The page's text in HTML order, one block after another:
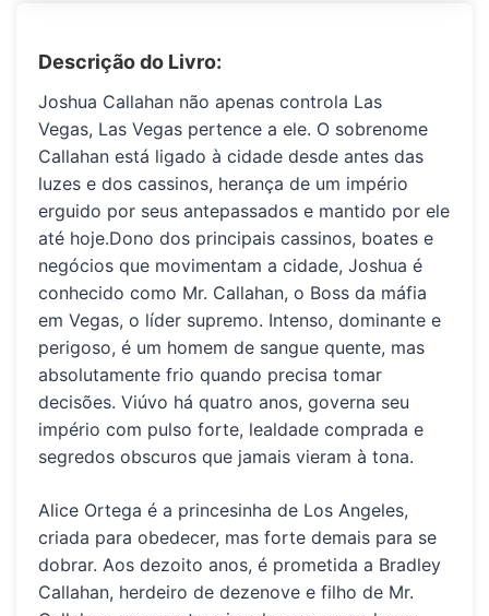
Descrição do Livro:
Joshua Callahan não apenas controla Las
Vegas, Las Vegas pertence a ele. O sobrenome
Callahan está ligado à cidade desde antes das
luzes e dos cassinos, herança de um império
erguido por seus antepassados e mantido por ele
até hoje.Dono dos principais cassinos, boates e
negócios que movimentam a cidade, Joshua é
conhecido como Mr. Callahan, o Boss da máfia
em Vegas, o líder supremo. Intenso, dominante e
perigoso, é um homem de sangue quente, mas
absolutamente frio quando precisa tomar
decisões. Viúvo há quatro anos, governa seu
império com pulso forte, lealdade comprada e
segredos obscuros que jamais vieram à tona.
Alice Ortega é a princesinha de Los Angeles,
criada para obedecer, mas forte demais para se
dobrar. Aos dezoito anos, é prometida a Bradley
Callahan, herdeiro de dezenove e filho de Mr.